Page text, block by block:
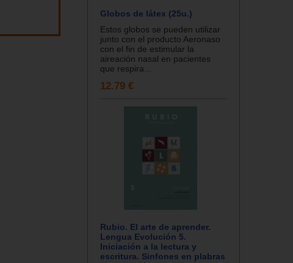
Globos de látex (25u.)
Estos globos se pueden utilizar
junto con el producto Aeronaso
con el fin de estimular la
aireación nasal en pacientes
que respira...
12.79 €
Rubio. El arte de aprender.
Lengua Evolución 5.
Iniciación a la lectura y
escritura. Sinfones en plabras